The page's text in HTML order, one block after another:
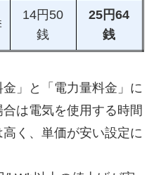
14円50
銭
25円64
銭
」と「電力量料金」に
は電気を使用する時間
く、単価が安い設定に